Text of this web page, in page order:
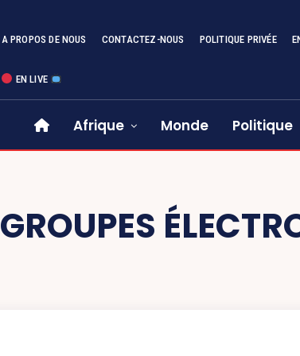
A PROPOS DE NOUS CONTACTEZ-NOUS POLITIQUE PRIVÉE
EN LIVE
Afrique Monde Politique
GROUPES